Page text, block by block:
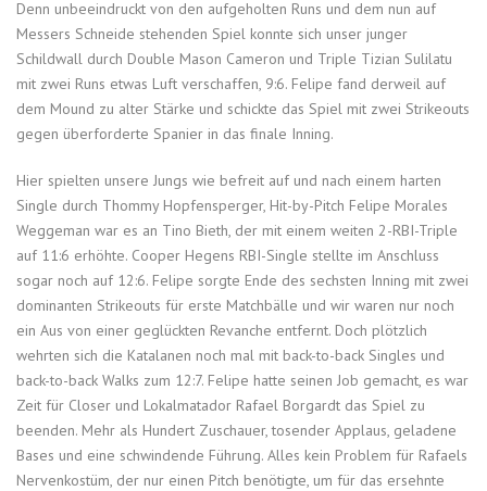
Denn unbeeindruckt von den aufgeholten Runs und dem nun auf
Messers Schneide stehenden Spiel konnte sich unser junger
Schildwall durch Double Mason Cameron und Triple Tizian Sulilatu
mit zwei Runs etwas Luft verschaffen, 9:6. Felipe fand derweil auf
dem Mound zu alter Stärke und schickte das Spiel mit zwei Strikeouts
gegen überforderte Spanier in das finale Inning.
Hier spielten unsere Jungs wie befreit auf und nach einem harten
Single durch Thommy Hopfensperger, Hit-by-Pitch Felipe Morales
Weggeman war es an Tino Bieth, der mit einem weiten 2-RBI-Triple
auf 11:6 erhöhte. Cooper Hegens RBI-Single stellte im Anschluss
sogar noch auf 12:6. Felipe sorgte Ende des sechsten Inning mit zwei
dominanten Strikeouts für erste Matchbälle und wir waren nur noch
ein Aus von einer geglückten Revanche entfernt. Doch plötzlich
wehrten sich die Katalanen noch mal mit back-to-back Singles und
back-to-back Walks zum 12:7. Felipe hatte seinen Job gemacht, es war
Zeit für Closer und Lokalmatador Rafael Borgardt das Spiel zu
beenden. Mehr als Hundert Zuschauer, tosender Applaus, geladene
Bases und eine schwindende Führung. Alles kein Problem für Rafaels
Nervenkostüm, der nur einen Pitch benötigte, um für das ersehnte